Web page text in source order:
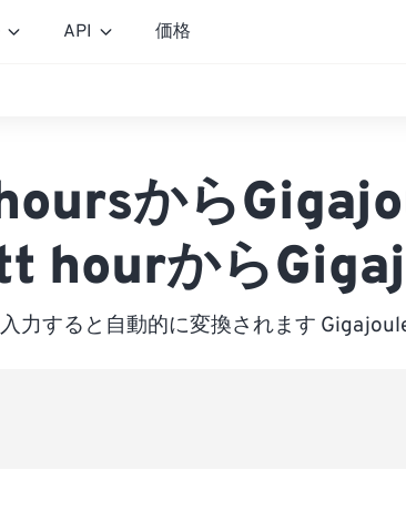
API 価格
から
hourから
力すると自動的に変換されます